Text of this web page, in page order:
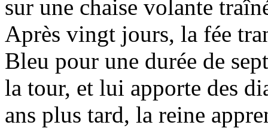
sur une chaise volante
Après vingt jours, la fée
Bleu pour une durée de
la tour, et lui apporte des
ans plus tard, la reine